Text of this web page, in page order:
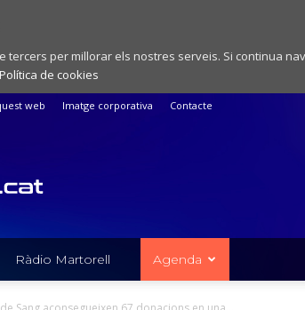
tercers per millorar els nostres serveis. Si continua
Política de cookies
web Imatge corporativa Contacte
Ràdio Martorell Agenda